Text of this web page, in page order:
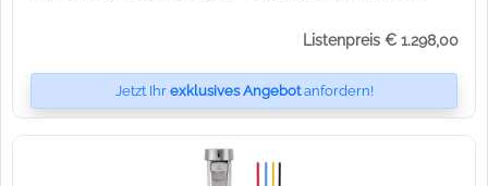
Listenpreis € 1.298,00
Jetzt Ihr exklusives Angebotanfordern!